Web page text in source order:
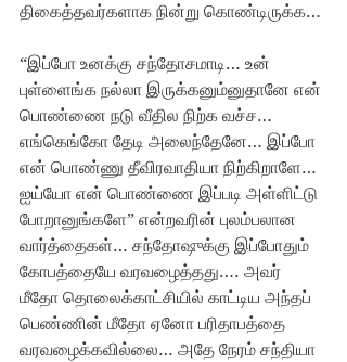
திகைத்தவர்களாக நின்று கொண்டிருக்க…
“இப்போ உனக்கு சந்தோசமாடி… உன்
புள்ளைங்க நல்லா இருக்கனும்னுதானே என்
பொண்ணை நடு வீதில நிற்க வச்ச…
எங்கெங்கோ தேடி அலைந்தேனே… இப்போ
என் பொண்ணு தீவிரவாதியா நிற்கிறாளே…
ஐய்யோ என் பொண்ணை இப்படி அள்ளிட்டு
போறானுங்களே” என்றவரின் புலம்பலான
வார்த்தைகள்… சந்தோஷுக்கு இப்போதும்
கோபத்தையே வரவழைத்தது…. அவர்
மீதோ தொலைக்காட்சியில் காட்டிய அந்தப்
பெண்ணின் மீதோ ஏனோ பரிதாபத்தை
வரவழைக்கவில்லை… அதே நேரம் சந்தியா